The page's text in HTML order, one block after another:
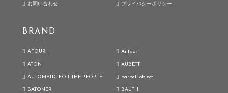
お問い合わせ プライバシーポリシー
BRAND
AFOUR Antwort
ATON AUBETT
AUTOMATIC FOR THE PEOPLE barbell object
BATONER BAUTH